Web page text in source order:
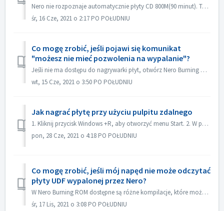
Nero nie rozpoznaje automatycznie płyty CD 800M(90 minut). Teraz jest ona nadal wykrywana jako 700M(80minut). Jeśli chcesz nagrać pełną płytę zawierającą p...
śr, 16 Cze, 2021 o 2:17 PO POŁUDNIU
Co mogę zrobić, jeśli pojawi się komunikat
"możesz nie mieć pozwolenia na wypalanie"?
Jeśli nie ma dostępu do nagrywarki płyt, otwórz Nero Burning ROM lub Nero Express, pojawi się komunikat o błędzie. Jak to rozwiązać: Pod kontem adm...
wt, 15 Cze, 2021 o 3:50 PO POŁUDNIU
Jak nagrać płytę przy użyciu pulpitu zdalnego
1. Kliknij przycisk Windows +R, aby otworzyć menu Start. 2. W polu wyszukiwania wpisz gpedit.msc i naciśnij klawisz [Enter] na klawiaturze. Spowoduje to ot...
pon, 28 Cze, 2021 o 4:18 PO POŁUDNIU
Co mogę zrobić, jeśli mój napęd nie może odczytać
płyty UDF wypalonej przez Nero?
W Nero Burning ROM dostępne są różne kompilacje, które można wybrać. Jeżeli wypaliłeś płytę UDF, ale kompatybilność twojego napędu z UDF nie jest zbyt dob...
śr, 17 Lis, 2021 o 3:08 PO POŁUDNIU